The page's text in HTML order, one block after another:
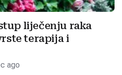
liječenju raka
terapija i
ago